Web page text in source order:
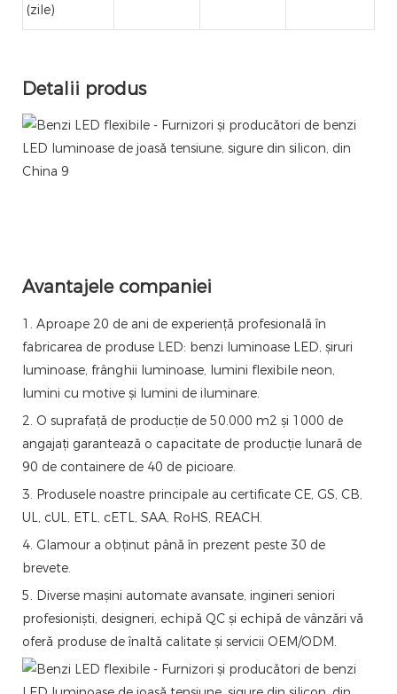
(zile)
Detalii produs
Avantajele companiei
1. Aproape 20 de ani de experiență profesională în
fabricarea de produse LED: benzi luminoase LED, șiruri
luminoase, frânghii luminoase, lumini flexibile neon,
lumini cu motive și lumini de iluminare.
2. O suprafață de producție de 50.000 m2 și 1000 de
angajați garantează o capacitate de producție lunară de
90 de containere de 40 de picioare.
3. Produsele noastre principale au certificate CE, GS, CB,
UL, cUL, ETL, cETL, SAA, RoHS, REACH.
4. Glamour a obținut până în prezent peste 30 de
brevete.
5. Diverse mașini automate avansate, ingineri seniori
profesioniști, designeri, echipă QC și echipă de vânzări vă
oferă produse de înaltă calitate și servicii OEM/ODM.